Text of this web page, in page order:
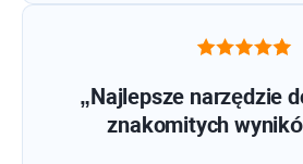
„Najlepsze narzędzie
znakomitych